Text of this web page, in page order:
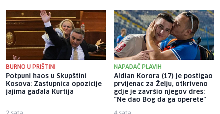
BURNO U PRIŠTINI
Potpuni haos u Skupštini
Kosova: Zastupnica opozicije
jajima gađala Kurtija
NAPADAČ PLAVIH
Aldian Korora (17) je postigao
prvijenac za Želju, otkriveno
gdje je završio njegov dres:
"Ne dao Bog da ga operete"